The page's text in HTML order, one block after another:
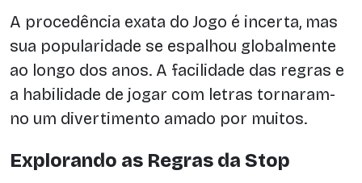
A procedência exata do Jogo é incerta, mas
sua popularidade se espalhou globalmente
ao longo dos anos. A facilidade das regras e
a habilidade de jogar com letras tornaram-
no um divertimento amado por muitos.
Explorando as Regras da Stop